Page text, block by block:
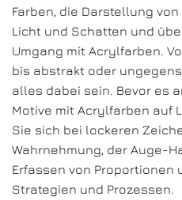
Farben, die Darstellung
Licht und Schatten und
Umgang mit Acrylfarben.
bis abstrakt oder
alles dabei sein. Bevor es
Motive mit Acrylfarben auf
Sie sich bei lockeren
Wahrnehmung, der Auge-
Erfassen von Proportionen
Strategien und Prozessen.